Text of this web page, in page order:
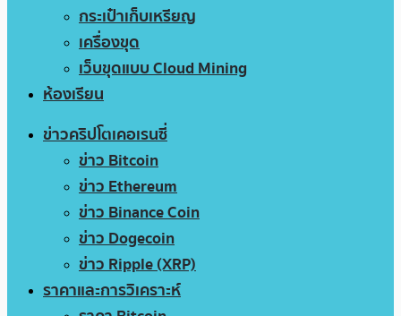
กระเป๋าเก็บเหรียญ
เครื่องขุด
เว็บขุดแบบ Cloud Mining
ห้องเรียน
ข่าวคริปโตเคอเรนซี่
ข่าว Bitcoin
ข่าว Ethereum
ข่าว Binance Coin
ข่าว Dogecoin
ข่าว Ripple (XRP)
ราคาและการวิเคราะห์